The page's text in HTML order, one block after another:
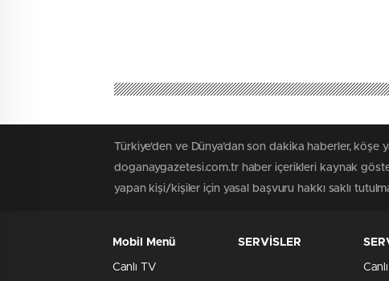
Türkiye'den ve Dünya’dan son dakika haberler,
doganaygazetesi.com.tr haber içerikleri kaynak
yapan kişi/kişiler için yasal başvuru hakkı saklı
Mobil Menü
Canlı TV
SERVİSLER